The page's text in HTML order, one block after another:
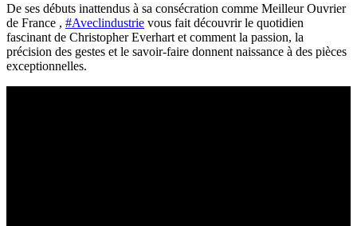
De ses débuts inattendus à sa consécration comme Meilleur Ouvrier
de France , #Aveclindustrie vous fait découvrir le quotidien
fascinant de Christopher Everhart et comment la passion, la
précision des gestes et le savoir-faire donnent naissance à des pièces
exceptionnelles.